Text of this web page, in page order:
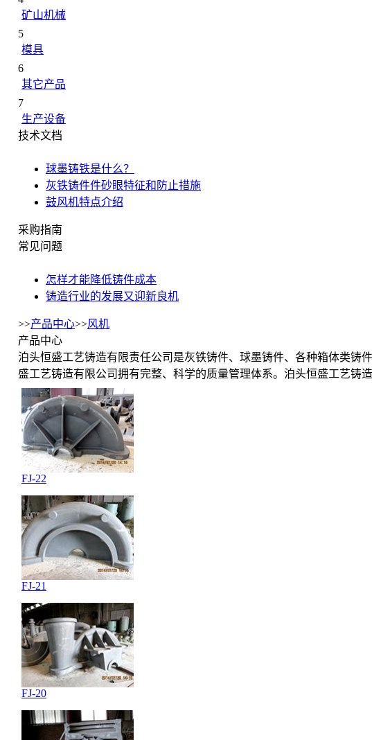
矿山机械
5
模具
6
其它产品
7
生产设备
技术文档
球墨铸铁是什么？
灰铁铸件件砂眼特征和防止措施
鼓风机特点介绍
采购指南
常见问题
怎样才能降低铸件成本
铸造行业的发展又迎新良机
>>产品中心>>风机
产品中心
泊头恒盛工艺铸造有限责任公司是灰铁铸件、球墨铸件、各种箱体类铸
盛工艺铸造有限公司拥有完整、科学的质量管理体系。泊头恒盛工艺铸
FJ-22
FJ-21
FJ-20